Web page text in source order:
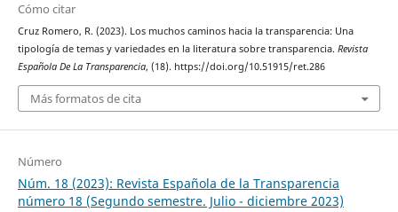
Cómo citar
Cruz Romero, R. (2023). Los muchos caminos hacia la transparencia: Una
tipología de temas y variedades en la literatura sobre transparencia. Revista
Española De La Transparencia, (18). https://doi.org/10.51915/ret.286
Más formatos de cita
Número
Núm. 18 (2023): Revista Española de la Transparencia
número 18 (Segundo semestre. Julio - diciembre 2023)